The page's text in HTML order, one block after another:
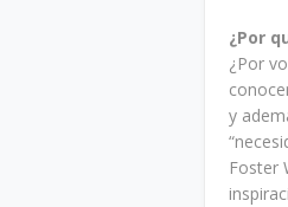
¿Por
¿Por
y
Foster